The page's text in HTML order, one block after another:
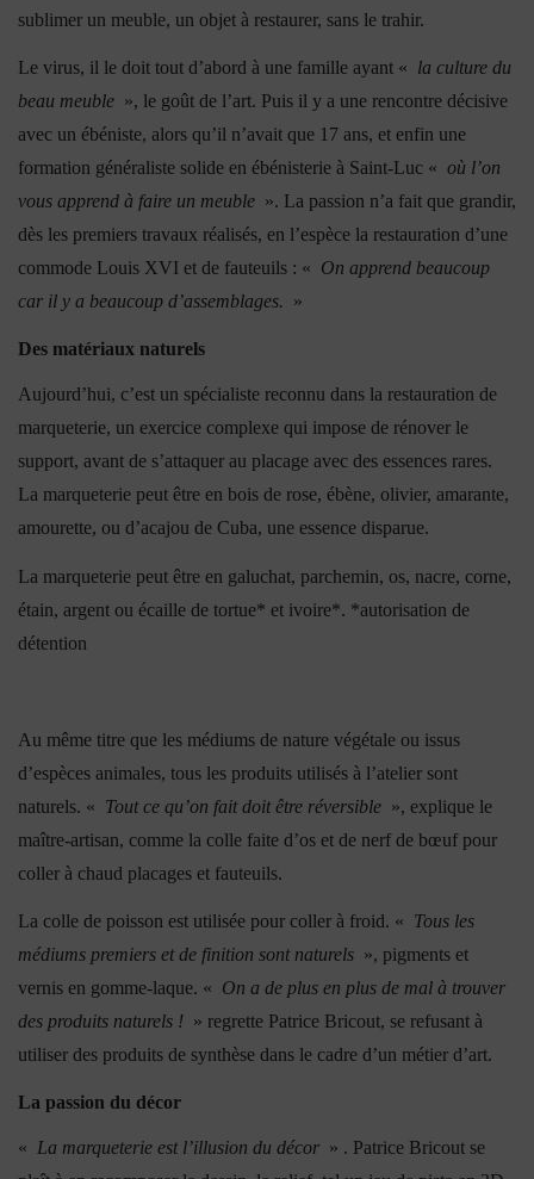
sublimer un meuble, un objet à restaurer, sans le trahir.
Le virus, il le doit tout d’abord à une famille ayant « la culture du
beau meuble », le goût de l’art. Puis il y a une rencontre décisive
avec un ébéniste, alors qu’il n’avait que 17 ans, et enfin une
formation généraliste solide en ébénisterie à Saint-Luc « où l’on
vous apprend à faire un meuble ». La passion n’a fait que grandir,
dès les premiers travaux réalisés, en l’espèce la restauration d’une
commode Louis XVI et de fauteuils : « On apprend beaucoup
car il y a beaucoup d’assemblages.
»
Des matériaux naturels
Aujourd’hui, c’est un spécialiste reconnu dans la restauration de
marqueterie, un exercice complexe qui impose de rénover le
support, avant de s’attaquer au placage avec des essences rares.
La marqueterie peut être en bois de rose, ébène, olivier, amarante,
amourette, ou d’acajou de Cuba, une essence disparue.
La marqueterie peut être en galuchat, parchemin, os, nacre, corne,
étain, argent ou écaille de tortue* et ivoire*. *autorisation de
détention
Au même titre que les médiums de nature végétale ou issus
d’espèces animales, tous les produits utilisés à l’atelier sont
naturels. « Tout ce qu’on fait doit être réversible », explique le
maître-artisan, comme la colle faite d’os et de nerf de bœuf pour
coller à chaud placages et fauteuils.
La colle de poisson est utilisée pour coller à froid. « Tous les
médiums premiers et de finition sont naturels », pigments et
vernis en gomme-laque. « On a de plus en plus de mal à trouver
des produits naturels ! » regrette Patrice Bricout, se refusant à
utiliser des produits de synthèse dans le cadre d’un métier d’art.
La passion du décor
« La marqueterie est l’illusion du décor » . Patrice Bricout se